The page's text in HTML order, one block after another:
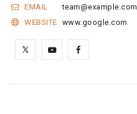
EMAIL
team@example.com
WEBSITE www.google.com